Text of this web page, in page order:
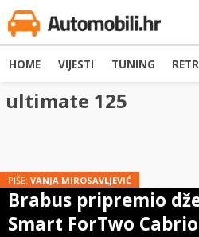
HOME VIJESTI TUNING
ultimate 125
PIŠE: VANJA MIROSAVLJEVIĆ
Brabus pripremio
Smart ForTwo Cabrio